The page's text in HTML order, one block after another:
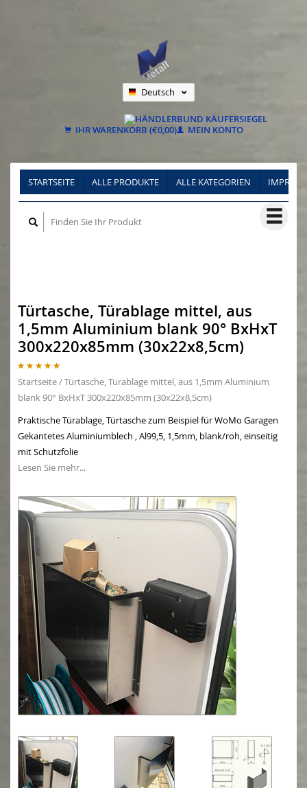
Deutsch
Français
IHR WARENKORB (€0,00) MEIN KONTO
STARTSEITE ALLE PRODUKTE ALLE KATEGORIEN
Türtasche, Türablage mittel, aus
1,5mm Aluminium blank 90° BxHxT
300x220x85mm (30x22x8,5cm)
Startseite/Türtasche, Türablage mittel, aus 1,5mm Aluminium
blank 90° BxHxT 300x220x85mm (30x22x8,5cm)
Praktische Türablage, Türtasche zum Beispiel für WoMo Garagen
Gekantetes Aluminiumblech , Al99,5, 1,5mm, blank/roh, einseitig
mit Schutzfolie
Lesen Sie mehr...